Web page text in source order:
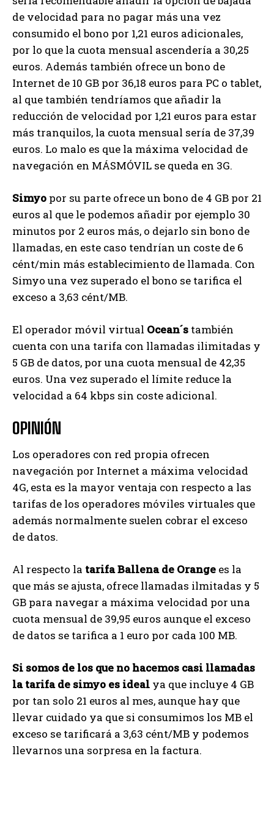
de velocidad para no pagar más una vez
consumido el bono por 1,21 euros adicionales,
por lo que la cuota mensual ascendería a 30,25
euros. Además también ofrece un bono de
Internet de 10 GB por 36,18 euros para PC o tablet,
al que también tendríamos que añadir la
reducción de velocidad por 1,21 euros para estar
más tranquilos, la cuota mensual sería de 37,39
euros. Lo malo es que la máxima velocidad de
navegación en MÁSMÓVIL se queda en 3G.
Simyo por su parte ofrece un bono de 4 GB por 21
euros al que le podemos añadir por ejemplo 30
minutos por 2 euros más, o dejarlo sin bono de
llamadas, en este caso tendrían un coste de 6
cént/min más establecimiento de llamada. Con
Simyo una vez superado el bono se tarifica el
exceso a 3,63 cént/MB.
El operador móvil virtual Ocean´s también
cuenta con una tarifa con llamadas ilimitadas y
5 GB de datos, por una cuota mensual de 42,35
euros. Una vez superado el límite reduce la
velocidad a 64 kbps sin coste adicional.
OPINIÓN
Los operadores con red propia ofrecen
navegación por Internet a máxima velocidad
4G, esta es la mayor ventaja con respecto a las
tarifas de los operadores móviles virtuales que
además normalmente suelen cobrar el exceso
de datos.
Al respecto la tarifa Ballena de Orange es la
que más se ajusta, ofrece llamadas ilmitadas y 5
GB para navegar a máxima velocidad por una
cuota mensual de 39,95 euros aunque el exceso
de datos se tarifica a 1 euro por cada 100 MB.
Si somos de los que no hacemos casi llamadas
la tarifa de simyo es ideal ya que incluye 4 GB
por tan solo 21 euros al mes, aunque hay que
llevar cuidado ya que si consumimos los MB el
exceso se tarificará a 3,63 cént/MB y podemos
llevarnos una sorpresa en la factura.